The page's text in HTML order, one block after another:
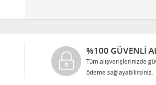
%100 GÜVENLİ
Tüm alışverişlerinizde
ödeme sağlayabilirsiniz.